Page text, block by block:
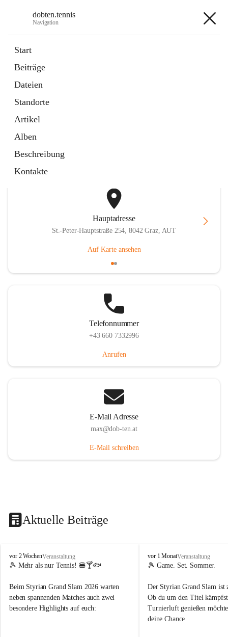
dobten.tennis
Navigation
Start
Beiträge
Dateien
Standorte
Artikel
Alben
Beschreibung
Kontakte
Externe Webseite
in
Tab
Online-Reservierung
Externe Webseite
öffnet
in
neuem
Tab
Hauptadresse
St.-Peter-Hauptstraße 254, 8042 Graz, AUT
Auf Karte ansehen
Telefonnummer
+43 660 7332996
Anrufen
E-Mail Adresse
max@dob-ten.at
E-Mail schreiben
Aktuelle Beiträge
d
o
t
n
.
vor 2 WochenVeranstaltung
🎾 Mehr als nur Tennis! 🍔🍸🐟
Beim Styrian Grand Slam 2026 warten
neben spannenden Matches auch zwei
besondere Highlights auf euch:
d
o
t
e
n
.
t
vor 1 MonatVeranstaltung
🎾 Game. Set. Sommer.
Der Styrian Grand Slam ist
Ob du um den Titel
Turnierluft genießen
deine Chance.